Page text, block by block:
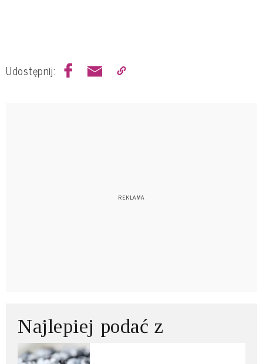
Udostępnij:
Najlepiej podać z